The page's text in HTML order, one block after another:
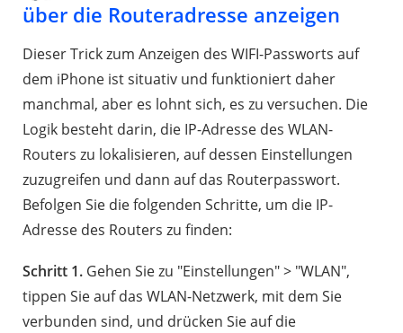
über die Routeradresse anzeigen
Dieser Trick zum Anzeigen des WIFI-Passworts auf
dem iPhone ist situativ und funktioniert daher
manchmal, aber es lohnt sich, es zu versuchen. Die
Logik besteht darin, die IP-Adresse des WLAN-
Routers zu lokalisieren, auf dessen Einstellungen
zuzugreifen und dann auf das Routerpasswort.
Befolgen Sie die folgenden Schritte, um die IP-
Adresse des Routers zu finden:
Schritt 1. Gehen Sie zu "Einstellungen" > "WLAN",
tippen Sie auf das WLAN-Netzwerk, mit dem Sie
verbunden sind, und drücken Sie auf die